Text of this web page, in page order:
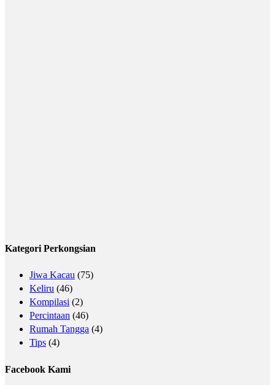
Kategori Perkongsian
Jiwa Kacau (75)
Keliru (46)
Kompilasi (2)
Percintaan (46)
Rumah Tangga (4)
Tips (4)
Facebook Kami